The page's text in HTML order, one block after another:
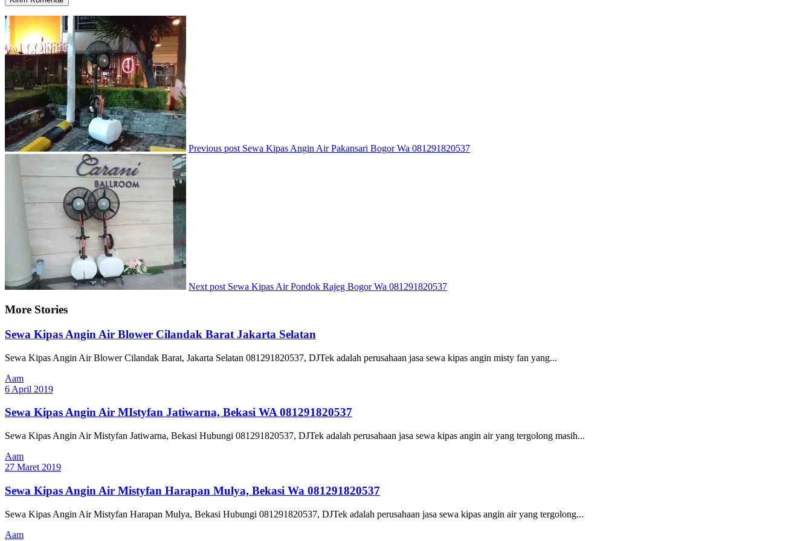
Previous post Sewa Kipas Angin Air Pakansari Bogor Wa 081291820537
Next post Sewa Kipas Air Pondok Rajeg Bogor Wa 081291820537
More Stories
Sewa Kipas Angin Air Blower Cilandak Barat Jakarta Selatan
Sewa Kipas Angin Air Blower Cilandak Barat, Jakarta Selatan 081291820537, DJTek adalah perusahaan jasa sewa kipas angin misty fan yang...
Aam
6 April 2019
Sewa Kipas Angin Air MIstyfan Jatiwarna, Bekasi WA 081291820537
Sewa Kipas Angin Air Mistyfan Jatiwarna, Bekasi Hubungi 081291820537, DJTek adalah perusahaan jasa sewa kipas angin air yang tergolong masih...
Aam
27 Maret 2019
Sewa Kipas Angin Air Mistyfan Harapan Mulya, Bekasi Wa 081291820537
Sewa Kipas Angin Air Mistyfan Harapan Mulya, Bekasi Hubungi 081291820537, DJTek adalah perusahaan jasa sewa kipas angin air yang tergolong...
Aam